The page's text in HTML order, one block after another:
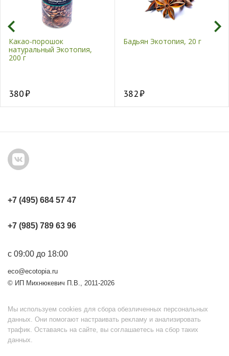
Какао-порошок
натуральный Экотопия,
200 г
380
Бадьян Экотопия, 20 г
382
+7 (495) 684 57 47
+7 (985) 789 63 96
с 09:00 до 18:00
eco@ecotopia.ru
© ИП Михнюкевич П.В., 2011-2026
Мы используем cookies для сбора обезличенных персональных
данных. Они помогают настраивать рекламу и анализировать
трафик. Оставаясь на сайте, вы соглашаетесь на сбор таких
данных.